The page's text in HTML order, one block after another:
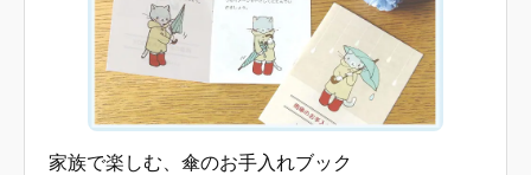
家族で楽しむ、傘のお手入れブック